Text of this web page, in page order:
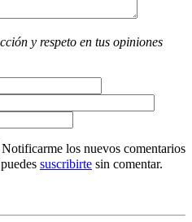
y respeto en tus opiniones
Notificarme los nuevos comentarios
suscribirte sin comentar.